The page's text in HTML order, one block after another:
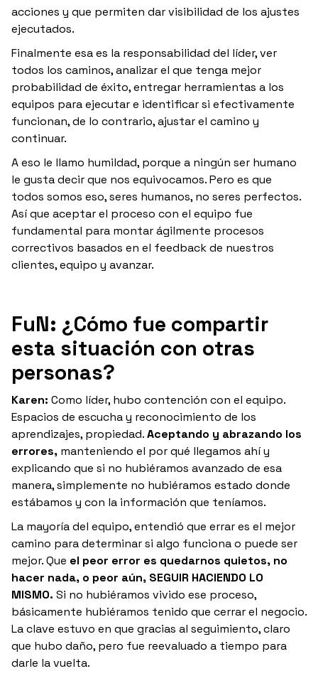
acciones y que permiten dar visibilidad de los ajustes
ejecutados.
Finalmente esa es la responsabilidad del líder, ver
todos los caminos, analizar el que tenga mejor
probabilidad de éxito, entregar herramientas a los
equipos para ejecutar e identificar si efectivamente
funcionan, de lo contrario, ajustar el camino y
continuar.
A eso le llamo humildad, porque a ningún ser humano
le gusta decir que nos equivocamos. Pero es que
todos somos eso, seres humanos, no seres perfectos.
Así que aceptar el proceso con el equipo fue
fundamental para montar ágilmente procesos
correctivos basados en el feedback de nuestros
clientes, equipo y avanzar.
FuN: ¿Cómo fue compartir
esta situación con otras
personas?
Karen: Como líder, hubo contención con el equipo.
Espacios de escucha y reconocimiento de los
aprendizajes, propiedad.Aceptando y abrazando los
errores, manteniendo el por qué llegamos ahí y
explicando que si no hubiéramos avanzado de esa
manera, simplemente no hubiéramos estado donde
estábamos y con la información que teníamos.
La mayoría del equipo, entendió que errar es el mejor
camino para determinar si algo funciona o puede ser
mejor. Que el peor error es quedarnos quietos, no
hacer nada, o peor aún, SEGUIR HACIENDO LO
MISMO. Si no hubiéramos vivido ese proceso,
básicamente hubiéramos tenido que cerrar el negocio.
La clave estuvo en que gracias al seguimiento, claro
que hubo daño, pero fue reevaluado a tiempo para
darle la vuelta.